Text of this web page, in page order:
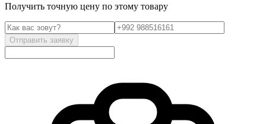
Получить точную цену по этому товару
Отправить заявку